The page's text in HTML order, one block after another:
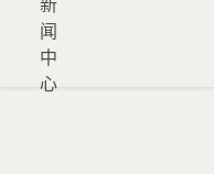
闻
中
心